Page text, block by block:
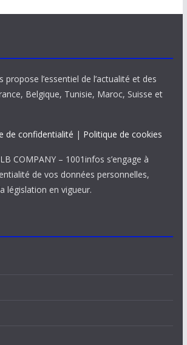
propose l’essentiel de l’actualité et des
Belgique, Tunisie, Maroc, Suisse et
de confidentialité | Politique de cookies
COMPANY – 1001infos s’engage à
de vos données personnelles,
législation en vigueur.